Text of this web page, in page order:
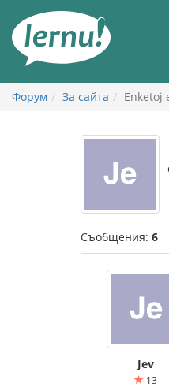
съдържанието
Форум За сайта Enketoj
Съобщения: 6
Jev
13